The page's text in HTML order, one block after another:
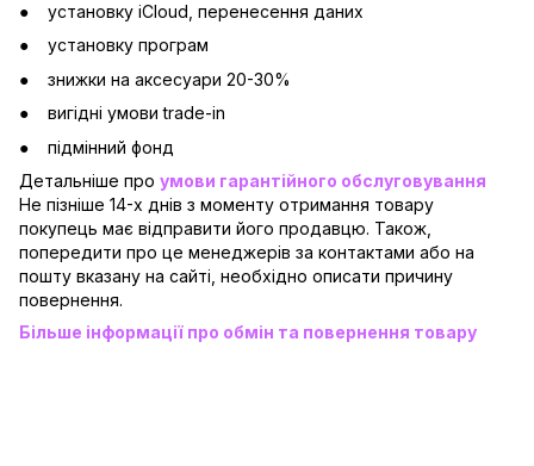
установку iCloud, перенесення даних
установку програм
знижки на аксесуари 20-30%
вигідні умови trade-in
підмінний фонд
Детальніше про умови гарантійного обслуговування
Не пізніше 14-х днів з моменту отримання товару
покупець має відправити його продавцю. Також,
попередити про це менеджерів за контактами або на
пошту вказану на сайті, необхідно описати причину
повернення.
Більше інформації про обмін та повернення товару